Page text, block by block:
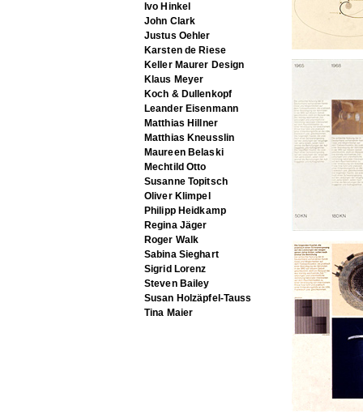
Ivo Hinkel
John Clark
Justus Oehler
Karsten de Riese
Keller Maurer Design
Klaus Meyer
Koch & Dullenkopf
Leander Eisenmann
Matthias Hillner
Matthias Kneusslin
Maureen Belaski
Mechtild Otto
Susanne Topitsch
Oliver Klimpel
Philipp Heidkamp
Regina Jäger
Roger Walk
Sabina Sieghart
Sigrid Lorenz
Steven Bailey
Susan Holzäpfel-Tauss
Tina Maier